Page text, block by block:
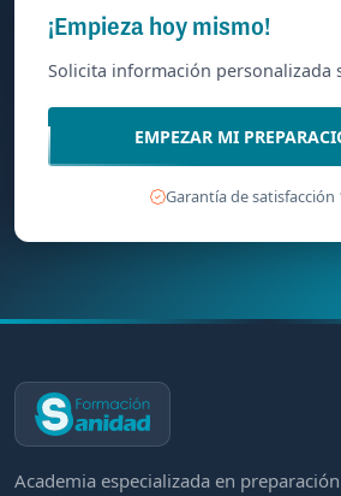
¡Empieza hoy mismo!
Solicita información personalizada
EMPEZAR MI
Garantía de satisfacción
Academia especializada en